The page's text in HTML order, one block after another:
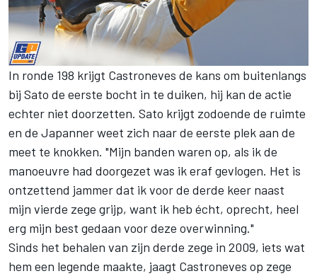
In ronde 198 krijgt Castroneves de kans om buitenlangs
bij Sato de eerste bocht in te duiken, hij kan de actie
echter niet doorzetten. Sato krijgt zodoende de ruimte
en de Japanner weet zich naar de eerste plek aan de
meet te knokken. "Mijn banden waren op, als ik de
manoeuvre had doorgezet was ik eraf gevlogen. Het is
ontzettend jammer dat ik voor de derde keer naast
mijn vierde zege grijp, want ik heb écht, oprecht, heel
erg mijn best gedaan voor deze overwinning."
Sinds het behalen van zijn derde zege in 2009, iets wat
hem een legende maakte, jaagt Castroneves op zege